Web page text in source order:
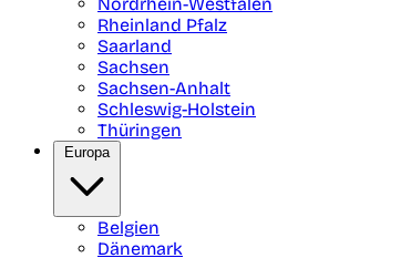
Rheinland Pfalz
Saarland
Sachsen
Sachsen-Anhalt
Schleswig-Holstein
Thüringen
Europa
Belgien
Dänemark